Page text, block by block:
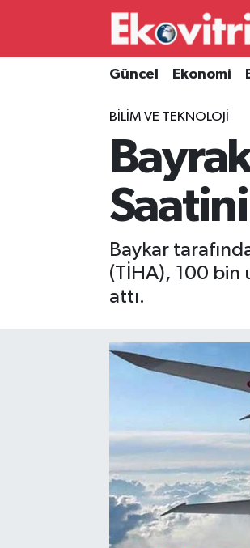
Güncel Ekonomi
BILIM VE TEKNOLOJI
Baykar
(TİHA), 100 bin
attı.
Güncel
Borsa Haberleri
Hava Durumu
Süper Lig Puan Durumu ve
Tüm Manşetler
Son Dakika Haberleri
Haber Arşivi